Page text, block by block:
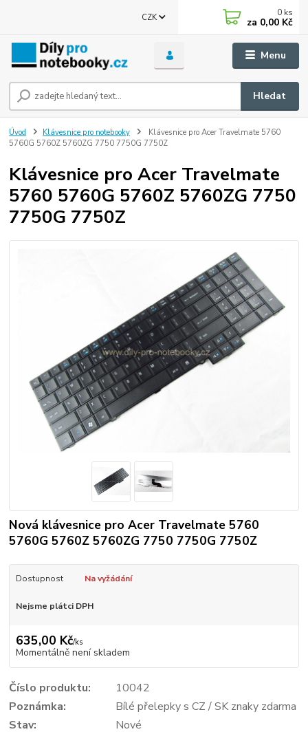
Menu
CZK
Hledat
0 ks
za 0,00 Kč
Úvod Klávesnice pro notebooky
Klávesnice pro Acer Travelmate 5760
5760G 5760Z 5760ZG 7750 7750G 7750Z
Klávesnice pro Acer Travelmate
5760 5760G 5760Z 5760ZG 7750
7750G 7750Z
Nová klávesnice pro Acer Travelmate 5760
5760G 5760Z 5760ZG 7750 7750G 7750Z
Dostupnost Na vyžádání
Nejsme plátci DPH
635,00 Kč/ks
Momentálně není skladem
Číslo produktu:
10042
Poznámka:
Bílé přelepky s CZ / SK znaky zdarma
Stav:
Nové